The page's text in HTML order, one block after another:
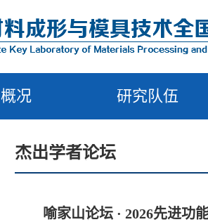
概况 研究队伍
杰出学者论坛
喻家山论坛 · 2026先进功